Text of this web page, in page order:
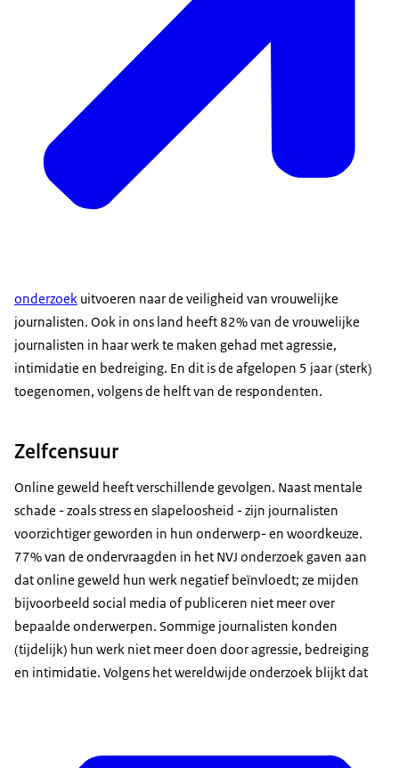
onderzoek uitvoeren naar de veiligheid van vrouwelijke
journalisten. Ook in ons land heeft 82% van de vrouwelijke
journalisten in haar werk te maken gehad met agressie,
intimidatie en bedreiging. En dit is de afgelopen 5 jaar (sterk)
toegenomen, volgens de helft van de respondenten.
Zelfcensuur
Online geweld heeft verschillende gevolgen. Naast mentale
schade - zoals stress en slapeloosheid - zijn journalisten
voorzichtiger geworden in hun onderwerp- en woordkeuze.
77% van de ondervraagden in het NVJ onderzoek gaven aan
dat online geweld hun werk negatief beïnvloedt; ze mijden
bijvoorbeeld social media of publiceren niet meer over
bepaalde onderwerpen. Sommige journalisten konden
(tijdelijk) hun werk niet meer doen door agressie, bedreiging
en intimidatie. Volgens het wereldwijde onderzoek blijkt dat